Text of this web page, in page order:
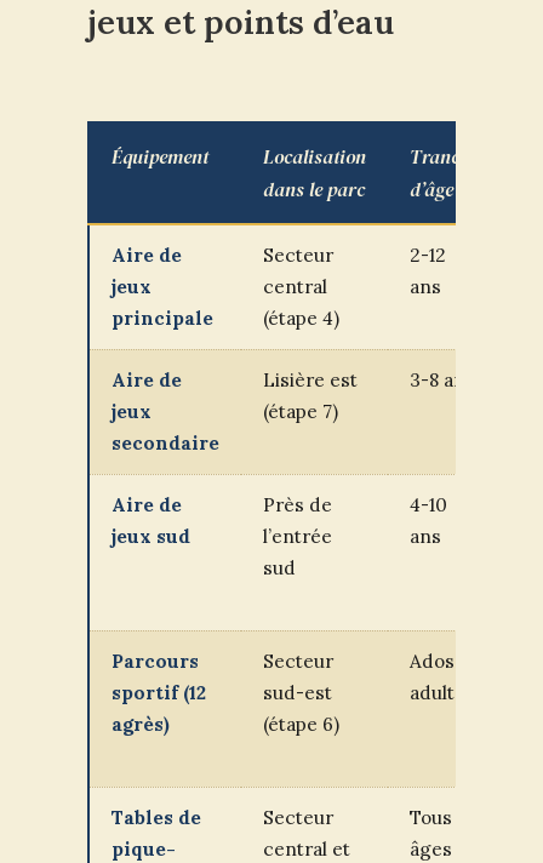
jeux et points d’eau
Équipement
Localisation
dans le parc
Tranche
d’âge
Aire de
jeux
principale
Secteur
central
(étape 4)
2-12
ans
Aire de
jeux
secondaire
Lisière est
(étape 7)
3-8 ans
Aire de
jeux sud
Près de
l’entrée
sud
4-10
ans
Parcours
sportif (12
agrès)
Secteur
sud-est
(étape 6)
Ados et
adultes
Tables de
pique-
Secteur
central et
Tous
âges